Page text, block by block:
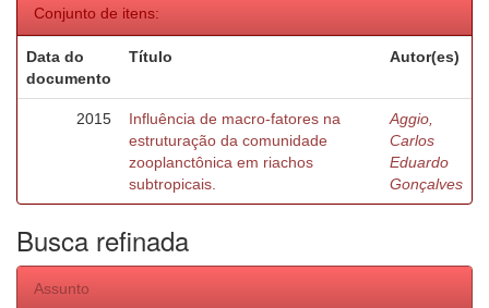
Conjunto de itens:
Data do
documento
Título Autor(es)
2015
Influência de macro-fatores na
estruturação da comunidade
zooplanctônica em riachos
subtropicais.
Aggio,
Carlos
Eduardo
Gonçalves
Busca refinada
Assunto